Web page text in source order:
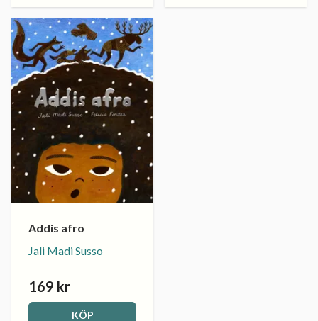
Addis afro
Jali Madi Susso
169 kr
KÖP